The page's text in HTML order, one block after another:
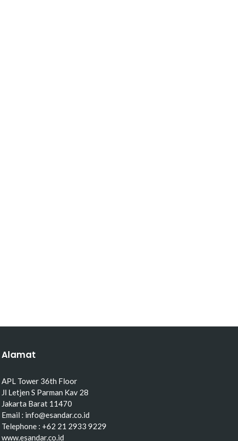
Alamat
APL Tower 36th Floor
Jl Letjen S Parman Kav 28
Jakarta Barat 11470
Email : info@esandar.co.id
Telephone : +62 21 2933 9229
www.esandar.co.id